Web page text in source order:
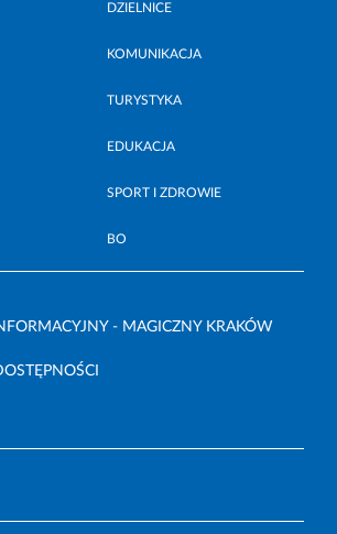
DZIELNICE
KOMUNIKACJA
TURYSTYKA
EDUKACJA
SPORT I ZDROWIE
BO
- MAGICZNY KRAKÓW